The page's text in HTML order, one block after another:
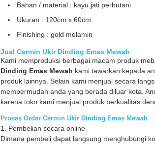
Bahan / material : kayu jati perhutani
Ukuran : 120cm x 60cm
Finishing : gold melamin
Jual Cermin Ukir Dinding Emas Mewah
Kami memproduksi berbagai macam produk
Dinding Emas Mewah kami tawarkan kepada
produk lainnya. Selain kami menjual secara
mempermudah anda yang berada diluar kota.
karena toko kami menjual produk berkualitas
Proses Order Cermin Ukir Dinding Emas Mewah
1. Pembelian secara online
Dimana pembeli dapat langsung menghubungi